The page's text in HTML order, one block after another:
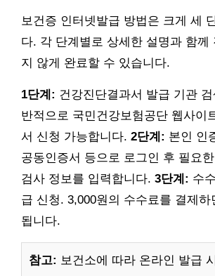
보건증 인터넷발급 방법은 크게 세
다. 각 단계별로 상세한 설명과 함께
지 않게 완료할 수 있습니다.
1단계: 건강진단결과서 발급 기관
반적으로 국민건강보험공단 웹사이
서 신청 가능합니다. 2단계: 본인 인
공동인증서 등으로 로그인 후 필요
검사 정보를 입력합니다. 3단계: 수
급 신청. 3,000원의 수수료를 결제하
됩니다.
참고: 보건소에 따라 온라인 발급